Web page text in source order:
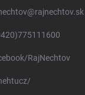
@rajnechtov.sk
RajNechtov